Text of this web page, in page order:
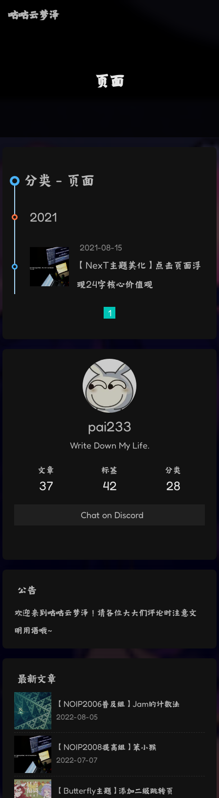
咕咕云梦泽
页面
分类 - 页面
2021
2021-08-15
【NexT主题美化】点击页面浮
现24字核心价值观
1
pai233
Write Down My Life.
文章
37
标签
42
分类
28
Chat on Discord
公告
欢迎来到咕咕云梦泽！请各位大大们评论时注意文
明用语哦~
最新文章
【NOIP2006普及组】Jam的计数法
2022-08-05
【NOIP2008提高组】笨小猴
2022-07-07
【Butterfly主题】添加二级跳转页